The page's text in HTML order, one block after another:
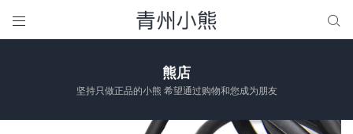
 
熊店
坚持只做正品的小熊 希望通过购物和您成为朋友